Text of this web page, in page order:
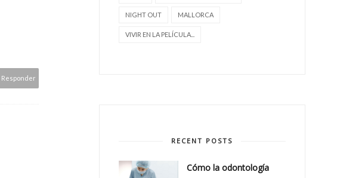
Responder
NIGHT OUT MALLORCA
VIVIR EN LA PELÍCULA...
RECENT POSTS
Cómo la odontología